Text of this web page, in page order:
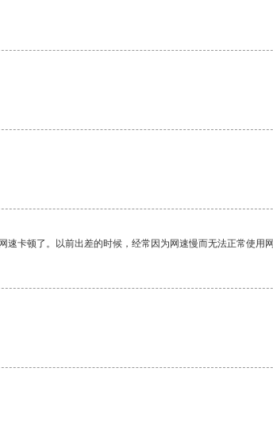
卡顿了。以前出差的时候，经常因为网速慢而无法正常使用